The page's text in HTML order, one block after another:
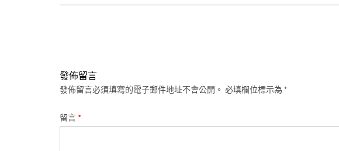
發佈留言
發佈留言必須填寫的電子郵件地址不會公開。 必填欄位標示為 *
留言 *